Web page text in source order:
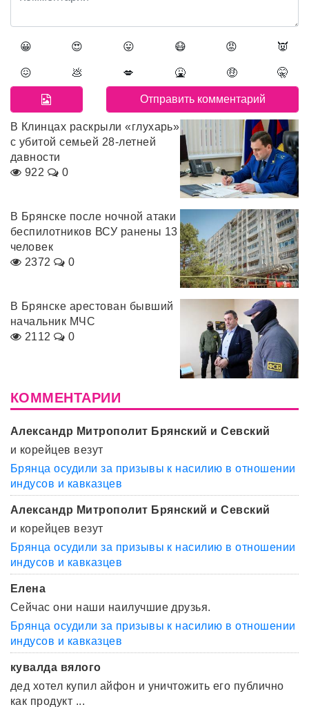
😀 😍 😛 😷 😡 👿
😖 💩 💋 🤮 🤑 🤫
В Клинцах раскрыли «глухарь»
с убитой семьей 28-летней
давности
922
0
В Брянске после ночной атаки
беспилотников ВСУ ранены 13
человек
2372
0
В Брянске арестован бывший
начальник МЧС
2112
0
КОММЕНТАРИИ
Александр Митрополит Брянский и Севский
и корейцев везут
Брянца осудили за призывы к насилию в отношении
индусов и кавказцев
Александр Митрополит Брянский и Севский
и корейцев везут
Брянца осудили за призывы к насилию в отношении
индусов и кавказцев
Елена
Сейчас они наши наилучшие друзья.
Брянца осудили за призывы к насилию в отношении
индусов и кавказцев
кувалда вялого
дед хотел купил айфон и уничтожить его публично
как продукт ...